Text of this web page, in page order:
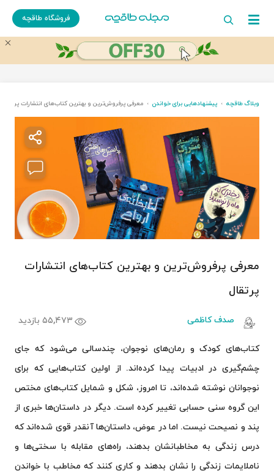
فروشگاه طاقچه
وبلاگ طاقچه پیشنهادهایی برای خواندن معرفی پرفروش‌ترین و بهترین کتاب‌های انتشارات پرتقال
معرفی پرفروش‌ترین و بهترین کتاب‌های انتشارات
پرتقال
صدف کاظمی
۵۵,۴۷۳ بازدید
کتاب‌های کودک و رمان‌های نوجوان، چندسالی می‌شود که جای
چشم‌گیری در ادبیات پیدا کرده‌اند. از اولین کتاب‌هایی که برای
نوجوانان نوشته‌ شده‌اند، تا امروز، شکل و شمایل کتاب‌های مختص
این گروه سنی حسابی تغییر کرده است. دیگر در داستان‌ها خبری از
پند و نصیحت نیست. اما در عوض، داستان‌ها آنقدر قوی شده‌اند که
درس زندگی به مخاطبانشان بدهند، راه‌های مقابله با سختی‌ها و
ناملایمات زندگی را نشان بدهند و کاری کنند که مخاطب با خواندن